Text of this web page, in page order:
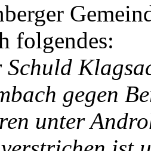
folgendes:
gegen
unter